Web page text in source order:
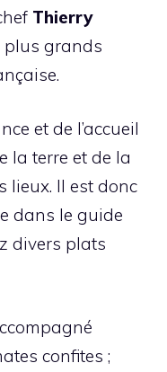
Thierry
plus grands
et de l’accueil
la terre et de la
lieux. Il est donc
dans le guide
divers plats
confites ;